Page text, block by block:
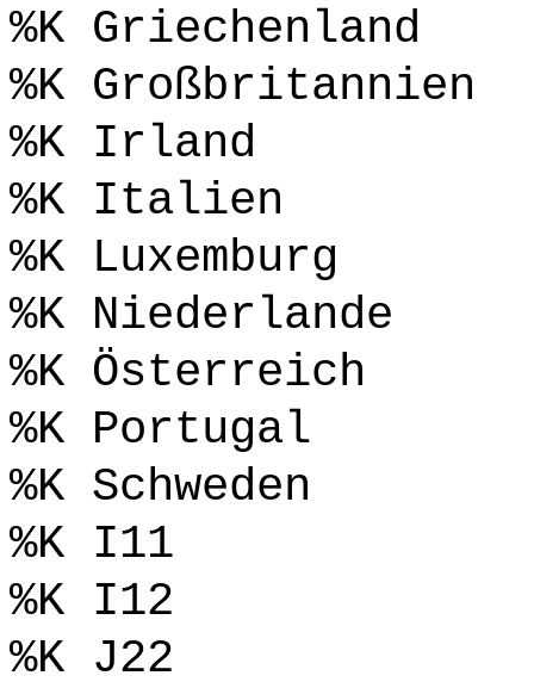
%K Griechenland
%K Großbritannien
%K Irland
%K Italien
%K Luxemburg
%K Niederlande
%K Österreich
%K Portugal
%K Schweden
%K I11
%K I12
%K J22